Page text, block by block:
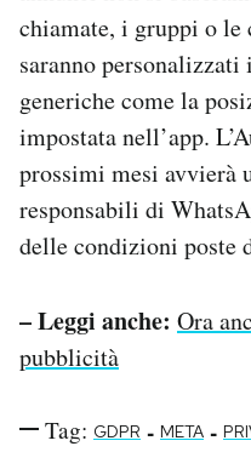
chiamate, i gruppi o le
saranno
generiche come la
impostata nell’app.
prossimi mesi avvierà
responsabili di
delle condizioni poste
– Leggi anche: Ora
pubblicità
Tag: GDPR - META -